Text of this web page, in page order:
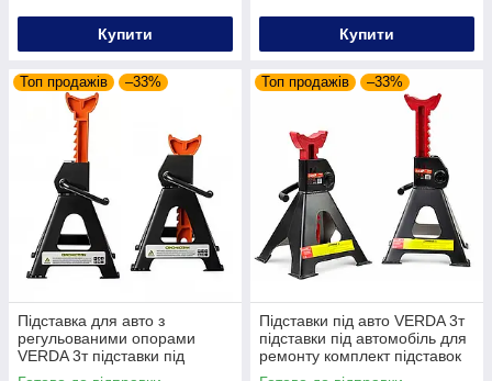
Купити Купити
Топ продажів –33%
Підставка для авто з
регульованими опорами
VERDA 3т підставки під
автомобіль для ремонту
Топ продажів –33%
Підставки під авто VERDA 3т
підставки під автомобіль для
ремонту комплект підставок
під машину